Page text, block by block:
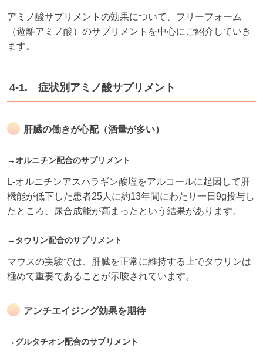
アミノ酸サプリメントの効果について、フリーフォーム
（遊離アミノ酸）のサプリメントを中心にご紹介していき
ます。
4-1. 症状別アミノ酸サプリメント
肝臓の働きが心配（酒量が多い）
→オルニチン配合のサプリメント
L-オルニチンアスパラギン酸塩をアルコールに起因して肝
機能が低下した患者25人に約13年間にわたり一日9g投与し
たところ、尿合成能が高まったという結果があります。
→タウリン配合のサプリメント
マウスの実験では、肝臓を正常に維持する上でタウリンは
極めて重要であることが示唆されています。
アンチエイジング効果を期待
→グルタチオン配合のサプリメント